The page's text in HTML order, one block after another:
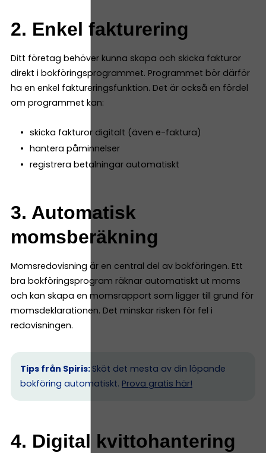
2. Enkel fakturering
Ditt företag behöver kunna skapa och skicka fakturor
direkt i bokföringsprogrammet. Programmet bör därför
ha en enkel faktureringsfunktion. Det är också en fördel
om programmet kan:
skicka fakturor digitalt (även e-faktura)
hantera påminnelser
registrera betalningar automatiskt
3. Automatisk
momsberäkning
Momsredovisning är en central del av bokföringen. Ett
bra bokföringsprogram räknar automatiskt ut moms
och kan skapa en momsrapport som ligger till grund för
momsdeklarationen. Det minskar risken för fel i
redovisningen.
Tips från Spiris: Sköt det mesta av din löpande
bokföring automatiskt. Prova gratis här!
4. Digital kvittohantering